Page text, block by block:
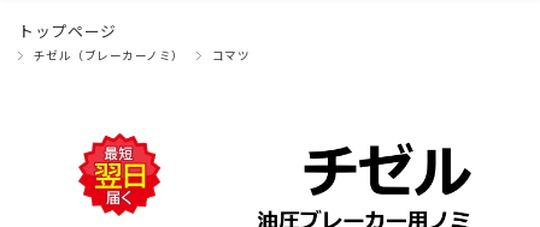
トップページ
チゼル（ブレーカーノミ） コマツ